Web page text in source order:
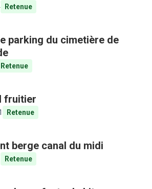
Retenue
parking du cimetière de
Retenue
fruitier
Retenue
berge canal du midi
Retenue